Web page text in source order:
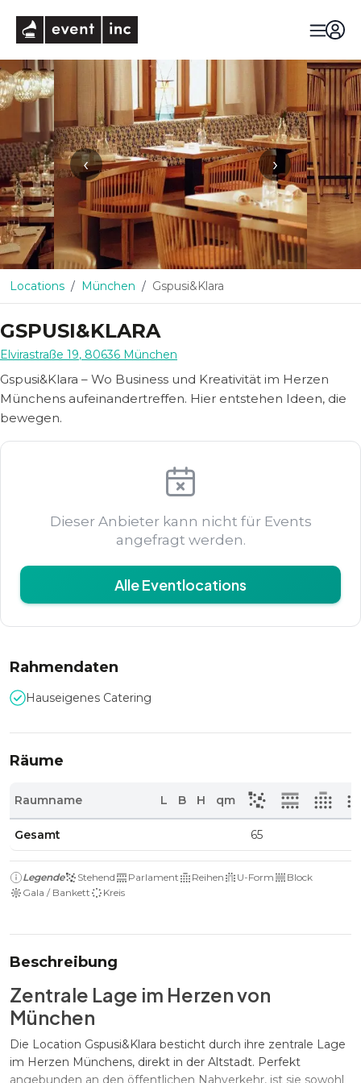
‹ ›
Locations München Gspusi&Klara
GSPUSI&KLARA
Elvirastraße 19, 80636 München
Gspusi&Klara – Wo Business und Kreativität im Herzen
Münchens aufeinandertreffen. Hier entstehen Ideen, die
bewegen.
Dieser Anbieter kann nicht für Events
angefragt werden.
Alle Eventlocations
Rahmendaten
Hauseigenes Catering
Räume
Raumname L B H qm
Gesamt 65
Legende Stehend Parlament Reihen U-Form
Block
Gala / Bankett
Kreis
Beschreibung
Zentrale Lage im Herzen von
München
Die Location Gspusi&Klara besticht durch ihre zentrale Lage
im Herzen Münchens, direkt in der Altstadt. Perfekt
angebunden an den öffentlichen Nahverkehr, ist sie sowohl